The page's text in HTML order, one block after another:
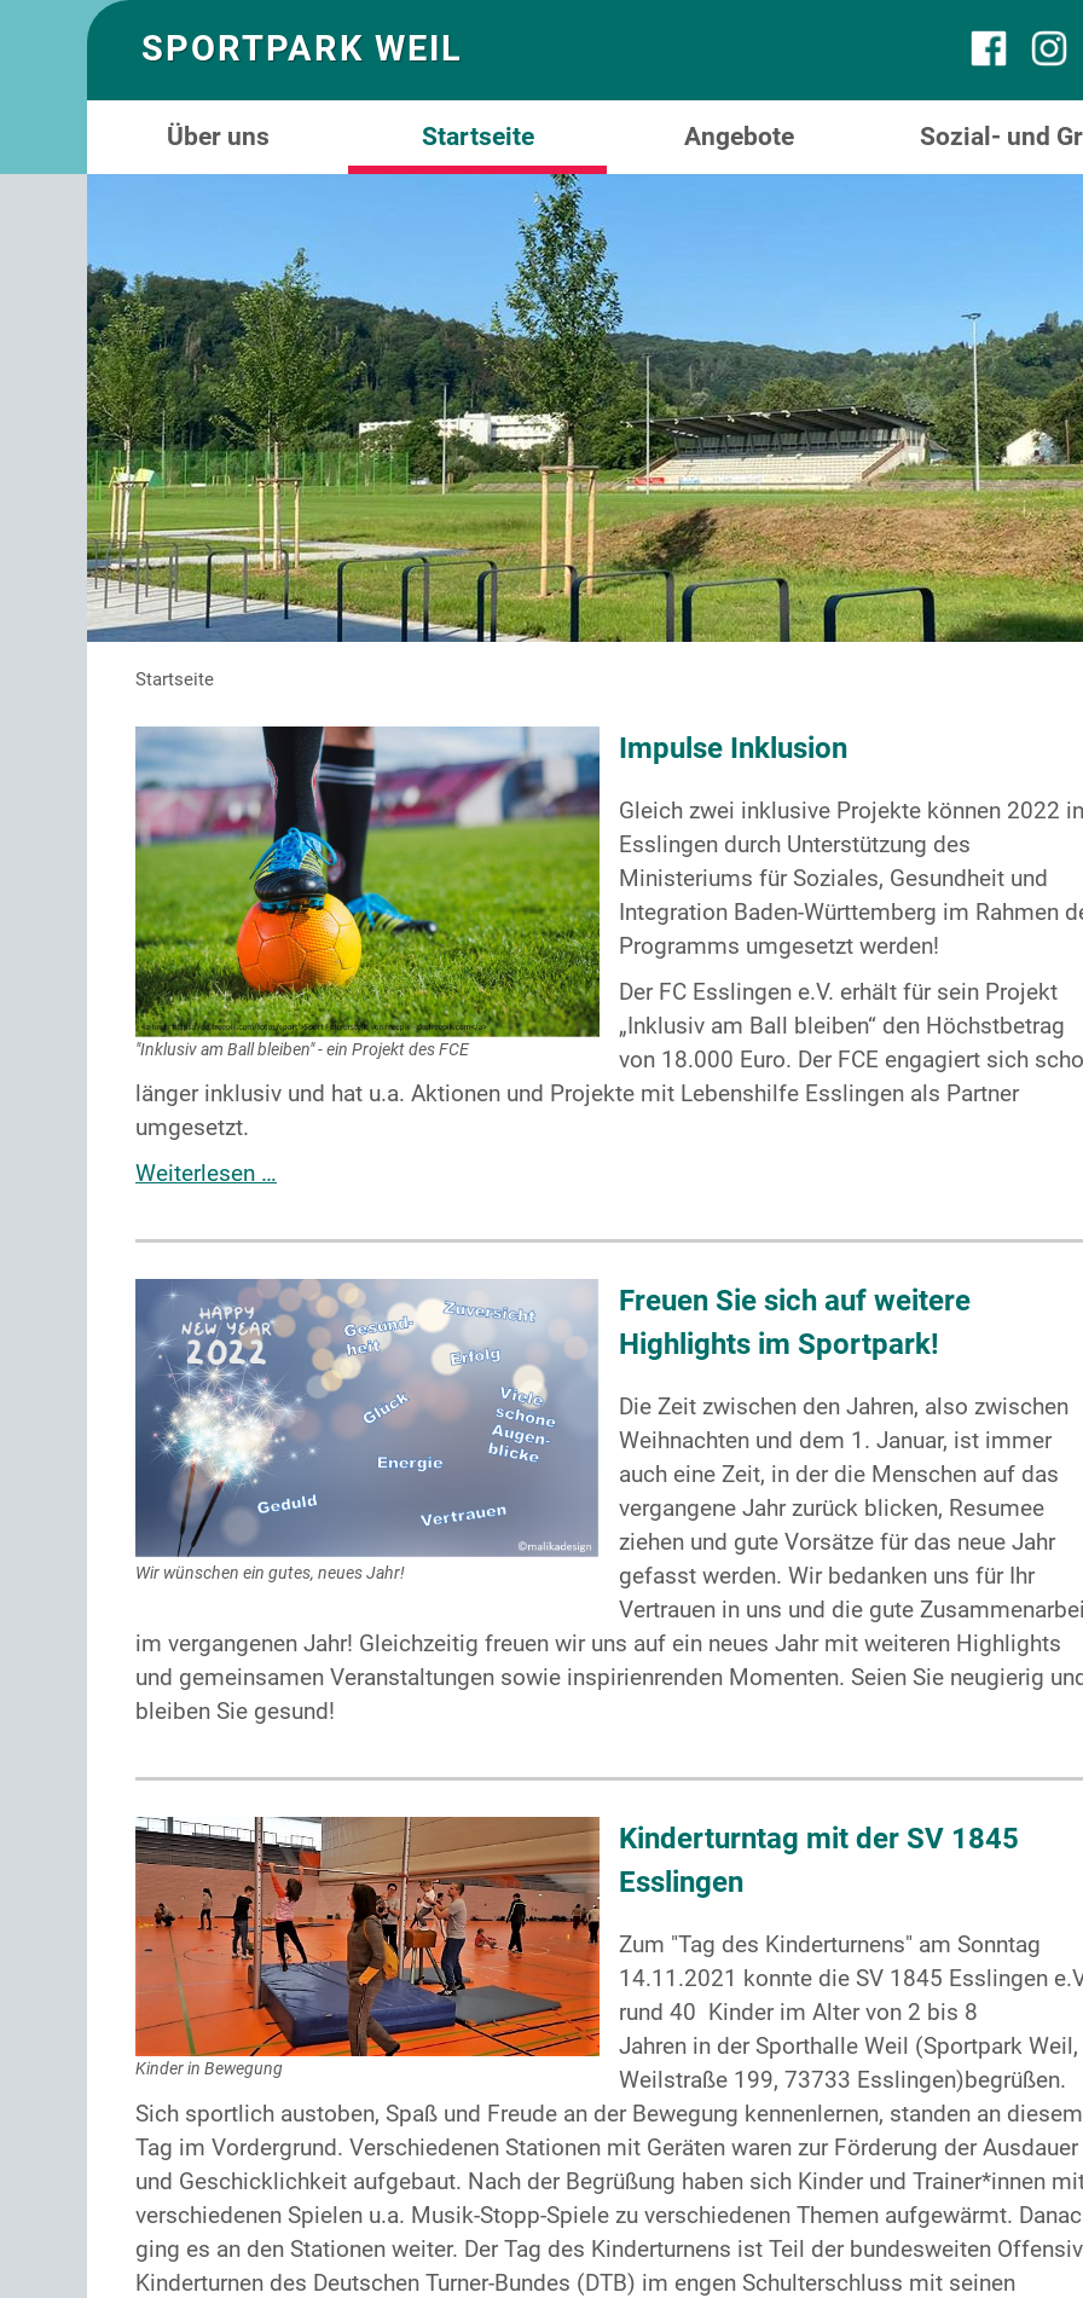
SPORTPARK WEIL
Über uns Startseite Angebote Sozial- und
Startseite
"Inklusiv am Ball bleiben" - ein Projekt des FCE
Impulse Inklusion
Gleich zwei inklusive Projekte können 2022 in
Esslingen durch Unterstützung des
Ministeriums für Soziales, Gesundheit und
Integration Baden-Württemberg im Rahmen
Programms umgesetzt werden!
Der FC Esslingen e.V. erhält für sein Projekt
„Inklusiv am Ball bleiben“ den Höchstbetrag
von 18.000 Euro. Der FCE engagiert sich
länger inklusiv und hat u.a. Aktionen und Projekte mit Lebenshilfe Esslingen als Partner
umgesetzt.
Weiterlesen …
Wir wünschen ein gutes, neues Jahr!
Freuen Sie sich auf weitere
Highlights im Sportpark!
Die Zeit zwischen den Jahren, also zwischen
Weihnachten und dem 1. Januar, ist immer
auch eine Zeit, in der die Menschen auf das
vergangene Jahr zurück blicken, Resumee
ziehen und gute Vorsätze für das neue Jahr
gefasst werden. Wir bedanken uns für Ihr
Vertrauen in uns und die gute
im vergangenen Jahr! Gleichzeitig freuen wir uns auf ein neues Jahr mit weiteren Highlights
und gemeinsamen Veranstaltungen sowie inspirienrenden Momenten. Seien Sie neugierig
bleiben Sie gesund!
Kinder in Bewegung
Kinderturntag mit der SV 1845
Esslingen
Zum "Tag des Kinderturnens" am Sonntag
14.11.2021 konnte die SV 1845 Esslingen
rund 40 Kinder im Alter von 2 bis 8
Jahren in der Sporthalle Weil (Sportpark Weil,
Weilstraße 199, 73733 Esslingen)begrüßen.
Sich sportlich austoben, Spaß und Freude an der Bewegung kennenlernen, standen an diesem
Tag im Vordergrund. Verschiedenen Stationen mit Geräten waren zur Förderung der Ausdauer
und Geschicklichkeit aufgebaut. Nach der Begrüßung haben sich Kinder und Trainer*innen
verschiedenen Spielen u.a. Musik-Stopp-Spiele zu verschiedenen Themen aufgewärmt.
ging es an den Stationen weiter. Der Tag des Kinderturnens ist Teil der bundesweiten
Kinderturnen des Deutschen Turner-Bundes (DTB) im engen Schulterschluss mit seinen